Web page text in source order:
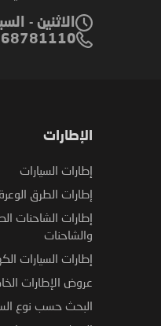
الاثنين - السبت 9 صباحًا إلى 8 مساءً | الأحد 9
الإطارات
إطارات السيارات
إطارات الطرق الوعرة
إطارات الشاحنات
والشاحنات
إطارات السيارات
عروض الإطارات
البحث حسب نوع